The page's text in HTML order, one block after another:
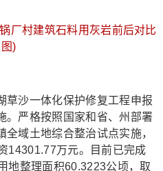
厂村建筑石料用灰岩前后对比
图)
沙一体化保护修复工程申报
。严格按照国家和省、州部署
域土地综合整治试点实施，
14301.77万元。目前已完成
地整理面积60.3223公顷，取